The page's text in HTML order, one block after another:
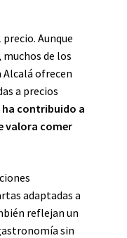
Aunque
de los
Alcalá ofrecen
a precios
ha contribuido a
valora comer
adaptadas a
reflejan un
sin